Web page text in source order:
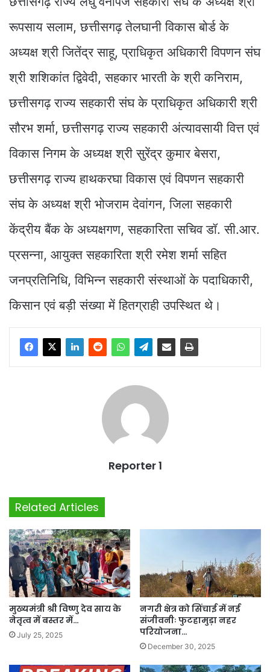
रूपसाय सलाम, छत्तीसगढ़ तेलघानी विकास बोर्ड के
अध्यक्ष श्री जितेंद्र साहू, प्राधिकृत अधिकारी विपणन संघ
श्री शशिकांत द्विवेदी, सहकार भारती के श्री कनिराम,
छत्तीसगढ़ राज्य सहकारी संघ के प्राधिकृत अधिकारी श्री
सौरभ शर्मा, छत्तीसगढ़ राज्य सहकारी अंत्यावसायी वित्त एवं
विकास निगम के अध्यक्ष श्री सुरेंद्र कुमार बेसरा,
छत्तीसगढ़ राज्य हाथकरघा विकास एवं विपणन सहकारी
संघ के अध्यक्ष श्री भोजराम देवांगन, जिला सहकारी
केंद्रीय बैंक के अध्यक्षगण, सहकारिता सचिव डॉ. सी.आर.
प्रसन्ना, आयुक्त सहकारिता श्री रमेश शर्मा सहित
जनप्रतिनिधि, विभिन्न सहकारी संस्थाओं के पदाधिकारी,
किसान एवं बड़ी संख्या में हितग्राही उपस्थित थे।
Reporter 1
Related Articles
मुख्यमंत्री श्री विष्णु देव साय के
नेतृत्व में बस्तर में…
July 25, 2025
नगरी क्षेत्र को सिंचाई में नई
संजीवनीः फुटहामुड़ा नहर
परियोजना…
December 30, 2025